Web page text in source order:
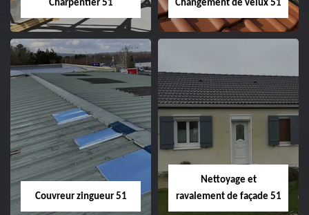
Charpentier 51
Charpentier 51
Changement de velux 51
Changement de
velux 51
Couvreur zingueur 51
Nettoyage et
ravalement de façade 51